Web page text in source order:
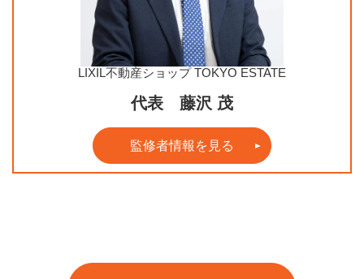
LIXIL不動産ショップ TOKYO ESTATE
代表 藤沢 茂
監修者情報を見る